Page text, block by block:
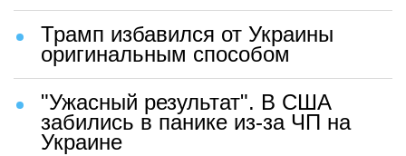
Трамп избавился от Украины
оригинальным способом
"Ужасный результат". В США
забились в панике из-за ЧП на
Украине